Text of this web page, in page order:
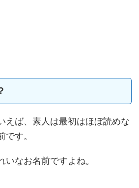
えば、素人は最初はほぼ読めな
す。
いなお名前ですよね。